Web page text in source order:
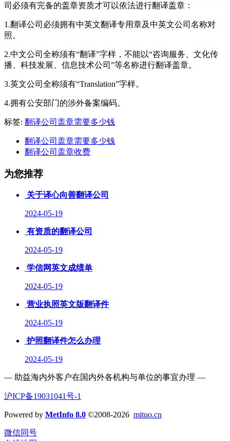
司必须有完备的盖章资质才可以依法进行翻译盖章：
1.翻译公司必须拥有中英文翻译专用章及中英文公司名称对
照。
2.中文公司全称须有“翻译”字样，不能以“咨询服务、文化传
播、科技发展、信息技术公司”等名称进行翻译盖章。
3.英文公司全称须有“Translation”字样。
4.拥有公安部门的涉外备案编码。
标签: 翻译公司盖章需要多少钱
翻译公司盖章需要多少钱
翻译公司盖章收费
为您推荐
关于译心向善翻译公司
2024-05-19
有资质的翻译公司
2024-05-19
学信网英文成绩单
2024-05-19
营业执照英文版翻译件
2024-05-19
护照翻译件怎么办理
2024-05-19
— 助益海内外客户在国内外各机构与单位的事宜办理 —
沪ICP备19031041号-1
Powered by MetInfo 8.0 ©2008-2026 mituo.cn
微信同号